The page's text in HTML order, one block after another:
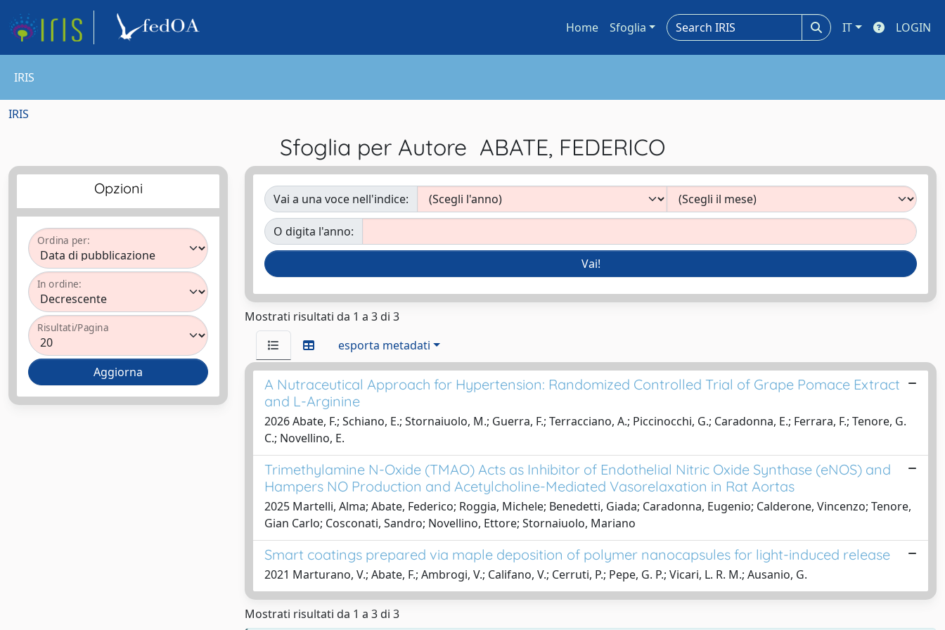
Home Sfoglia IT LOGIN
IRIS
IRIS
Sfoglia per Autore ABATE, FEDERICO
Opzioni
Ordina per:
In ordine:
Risultati/Pagina
Vai a una voce nell'indice:
O digita l'anno:
Mostrati risultati da 1 a 3 di 3
esporta metadati
A Nutraceutical Approach for Hypertension: Randomized Controlled Trial of Grape Pomace Extract
and L-Arginine
2026 Abate, F.; Schiano, E.; Stornaiuolo, M.; Guerra, F.; Terracciano, A.; Piccinocchi, G.; Caradonna, E.; Ferrara, F.; Tenore, G.
C.; Novellino, E.
Trimethylamine N-Oxide (TMAO) Acts as Inhibitor of Endothelial Nitric Oxide Synthase (eNOS) and
Hampers NO Production and Acetylcholine-Mediated Vasorelaxation in Rat Aortas
2025 Martelli, Alma; Abate, Federico; Roggia, Michele; Benedetti, Giada; Caradonna, Eugenio; Calderone, Vincenzo; Tenore,
Gian Carlo; Cosconati, Sandro; Novellino, Ettore; Stornaiuolo, Mariano
Smart coatings prepared via maple deposition of polymer nanocapsules for light-induced release
2021 Marturano, V.; Abate, F.; Ambrogi, V.; Califano, V.; Cerruti, P.; Pepe, G. P.; Vicari, L. R. M.; Ausanio, G.
Mostrati risultati da 1 a 3 di 3